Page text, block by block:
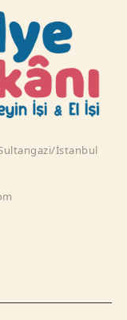
İstanbul